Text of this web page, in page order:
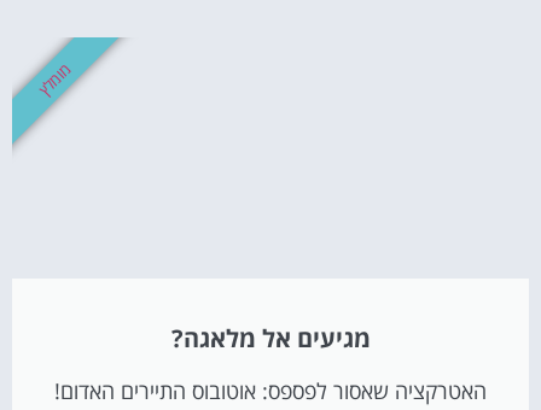
מגיעים אל מלאגה?
האטרקציה שאסור לפספס: אוטובוס התיירים האדום!
מומלץ